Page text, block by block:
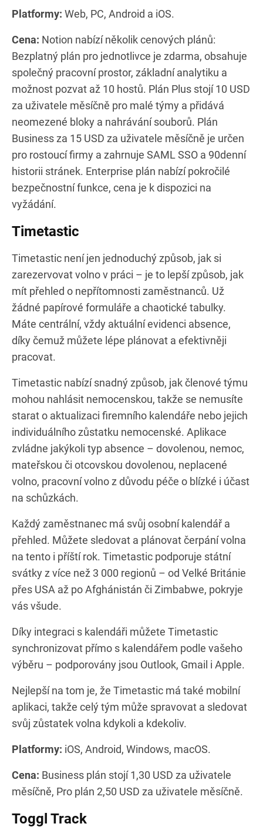
Platformy: Web, PC, Android a iOS.
Cena: Notion nabízí několik cenových plánů:
Bezplatný plán pro jednotlivce je zdarma, obsahuje
společný pracovní prostor, základní analytiku a
možnost pozvat až 10 hostů. Plán Plus stojí 10 USD
za uživatele měsíčně pro malé týmy a přidává
neomezené bloky a nahrávání souborů. Plán
Business za 15 USD za uživatele měsíčně je určen
pro rostoucí firmy a zahrnuje SAML SSO a 90denní
historii stránek. Enterprise plán nabízí pokročilé
bezpečnostní funkce, cena je k dispozici na
vyžádání.
Timetastic
Timetastic není jen jednoduchý způsob, jak si
zarezervovat volno v práci – je to lepší způsob, jak
mít přehled o nepřítomnosti zaměstnanců. Už
žádné papírové formuláře a chaotické tabulky.
Máte centrální, vždy aktuální evidenci absence,
díky čemuž můžete lépe plánovat a efektivněji
pracovat.
Timetastic nabízí snadný způsob, jak členové týmu
mohou nahlásit nemocenskou, takže se nemusíte
starat o aktualizaci firemního kalendáře nebo jejich
individuálního zůstatku nemocenské. Aplikace
zvládne jakýkoli typ absence – dovolenou, nemoc,
mateřskou či otcovskou dovolenou, neplacené
volno, pracovní volno z důvodu péče o blízké i účast
na schůzkách.
Každý zaměstnanec má svůj osobní kalendář a
přehled. Můžete sledovat a plánovat čerpání volna
na tento i příští rok. Timetastic podporuje státní
svátky z více než 3 000 regionů – od Velké Británie
přes USA až po Afghánistán či Zimbabwe, pokryje
vás všude.
Díky integraci s kalendáři můžete Timetastic
synchronizovat přímo s kalendářem podle vašeho
výběru – podporovány jsou Outlook, Gmail i Apple.
Nejlepší na tom je, že Timetastic má také mobilní
aplikaci, takže celý tým může spravovat a sledovat
svůj zůstatek volna kdykoli a kdekoliv.
Platformy: iOS, Android, Windows, macOS.
Cena: Business plán stojí 1,30 USD za uživatele
měsíčně, Pro plán 2,50 USD za uživatele měsíčně.
Toggl Track